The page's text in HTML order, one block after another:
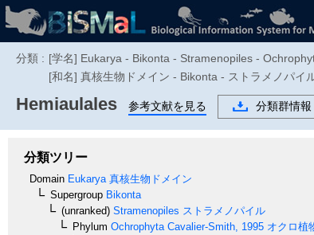
分類 : [学名] Eukarya - Bikonta - Stramenopiles -
[和名] 真核生物ドメイン - Bikonta - ストラメノパ
Hemiaulales 参考文献を見る 分類群情報
分類ツリー
Domain Eukarya 真核生物ドメイン
Supergroup Bikonta
(unranked) Stramenopiles ストラメノパイル
Phylum Ochrophyta Cavalier-Smith, 1995 オクロ植